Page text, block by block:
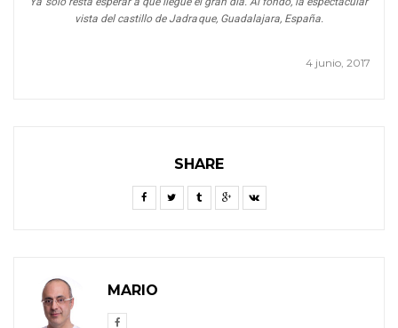
4 junio, 2017
vista del castillo de Jadraque, Guadalajara, España.
SHARE
MARIO